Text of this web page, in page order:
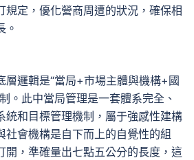
規定，優化營商周遭的狀況，確保相
。
邏輯是“當局+市場主體與機構+國
。此中當局管理是一套體系完全、
統和目標管理機制，屬于強感性建構
社會機構是自下而上的自覺性的組
開，準確量出七點五公分的長度，這